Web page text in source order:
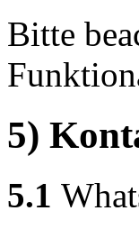
Bitte
5)
5.1